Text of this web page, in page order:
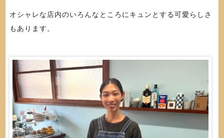
オシャレな店内のいろんなところにキュンとする可愛らしさ
もあります。